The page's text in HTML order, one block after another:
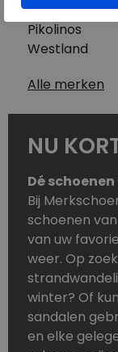
Mephisto
Pikolinos
Westland
Alle merken
NU
Dé
Bij
schoenen
van uw
weer. Op
winter? Of
sandalen
en elke